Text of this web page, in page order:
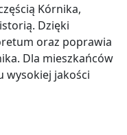
Kórnika,
Dzięki
oraz poprawia
Dla mieszkańców
wysokiej jakości